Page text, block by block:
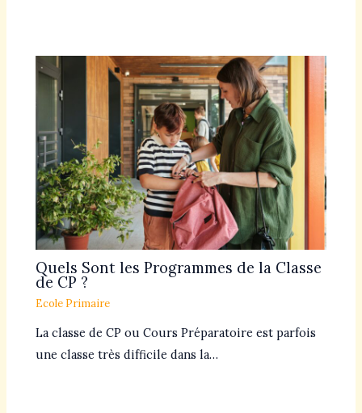
Quels Sont les Programmes de la Classe
de CP ?
Ecole Primaire
La classe de CP ou Cours Préparatoire est parfois
une classe très difficile dans la…